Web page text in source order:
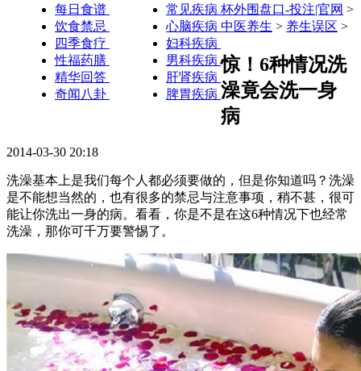
每日食谱
饮食禁忌
四季食疗
性福药膳
精华回答
奇闻八卦
常见疾病
心脑疾病
妇科疾病
男科疾病
肝肾疾病
脾胃疾病
杯外围盘口-投注|官网 >
中医养生 > 养生误区 >
惊！6种情况洗
澡竟会洗一身
病
2014-03-30 20:18
洗澡基本上是我们每个人都必须要做的，但是你知道吗？洗澡
是不能想当然的，也有很多的禁忌与注意事项，稍不甚，很可
能让你洗出一身的病。看看，你是不是在这6种情况下也经常
洗澡，那你可千万要警惕了。